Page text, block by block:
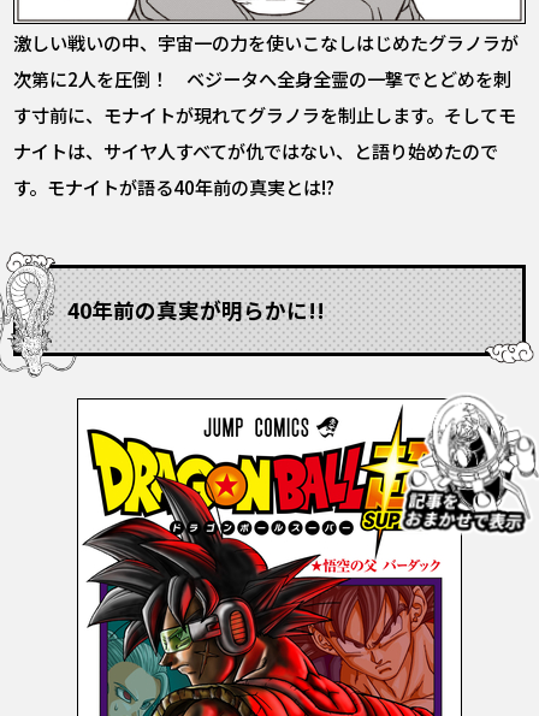
激しい戦いの中、宇宙一の力を使いこなしはじめたグラノラが
次第に2人を圧倒！ ベジータへ全身全霊の一撃でとどめを刺
す寸前に、モナイトが現れてグラノラを制止します。そしてモ
ナイトは、サイヤ人すべてが仇ではない、と語り始めたので
す。モナイトが語る40年前の真実とは――!?
40年前の真実が明らかに!!